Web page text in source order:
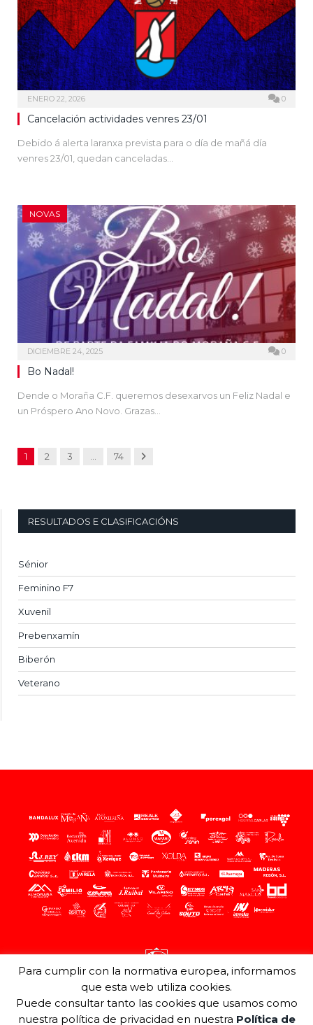
ENERO 22, 2026 0
Cancelación actividades venres 23/01
Debido á alerta laranxa prevista para o día de mañá día
venres 23/01, quedan canceladas…
NOVAS
DICIEMBRE 24, 2025 0
Bo Nadal!
Dende o Moraña C.F. queremos desexarvos un Feliz Nadal e
un Próspero Ano Novo. Grazas…
1 2 3 … 74 Next
RESULTADOS E CLASIFICACIÓNS
Sénior
Feminino F7
Xuvenil
Prebenxamín
Biberón
Veterano
Para cumplir con la normativa europea, informamos
que esta web utiliza cookies.
Puede consultar tanto las cookies que usamos como
nuestra política de privacidad en nuestra Política de